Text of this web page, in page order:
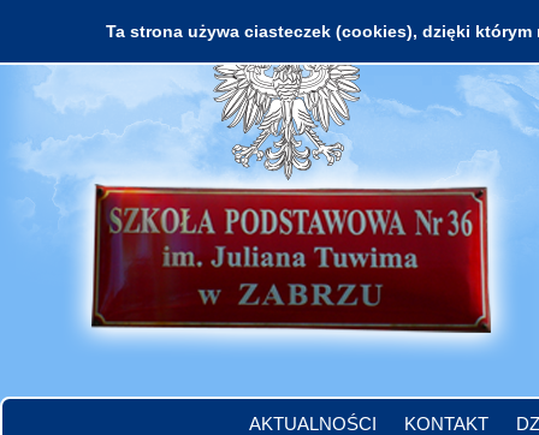
AKTUALNOŚCI KONTAKT
Ta strona używa ciasteczek (cookies), dzięki którym